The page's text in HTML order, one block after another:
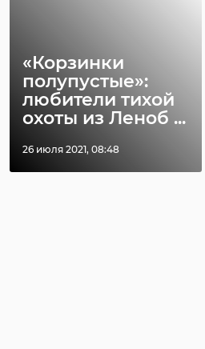
«Корзинки
полупустые»:
любители тихой
охоты из Леноб ...
26 июля 2021, 08:48